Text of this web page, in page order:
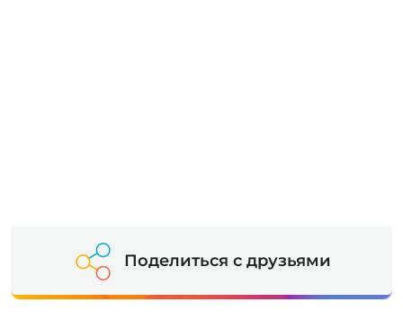
Поделиться с друзьями